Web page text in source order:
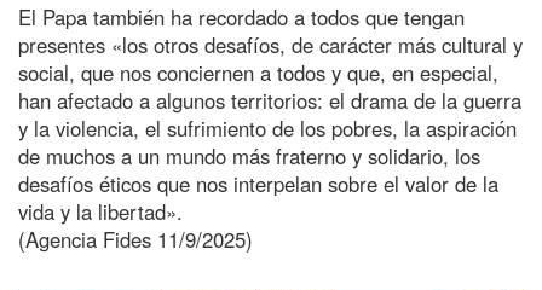
El Papa también ha recordado a todos que tengan
presentes «los otros desafíos, de carácter más cultural y
social, que nos conciernen a todos y que, en especial,
han afectado a algunos territorios: el drama de la guerra
y la violencia, el sufrimiento de los pobres, la aspiración
de muchos a un mundo más fraterno y solidario, los
desafíos éticos que nos interpelan sobre el valor de la
vida y la libertad».
(Agencia Fides 11/9/2025)